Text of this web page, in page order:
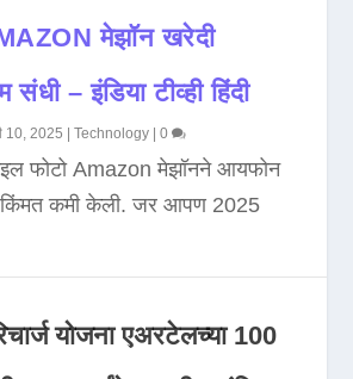
मेझॉन खरेदी
संधी – इंडिया टीव्ही हिंदी
10, 2025 |Technology |0
फोटो Amazon मेझॉनने आयफोन
किंमत कमी केली. जर आपण 2025
योजना एअरटेलच्या 100